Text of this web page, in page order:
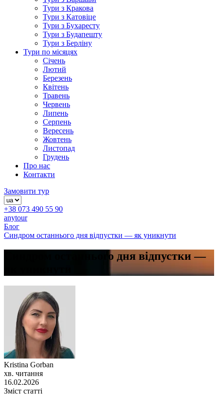
Тури з Кракова
Тури з Катовіце
Тури з Бухаресту
Тури з Будапешту
Тури з Берліну
Тури по місяцях
Січень
Лютий
Березень
Квітень
Травень
Червень
Липень
Серпень
Вересень
Жовтень
Листопад
Грудень
Про нас
Контакти
Замовити тур
+38 073 490 55 90
anytour
Блог
Синдром останнього дня відпустки — як уникнути
Синдром останнього дня відпустки —
Kristina Gorban
хв. читання
16.02.2026
Зміст статті